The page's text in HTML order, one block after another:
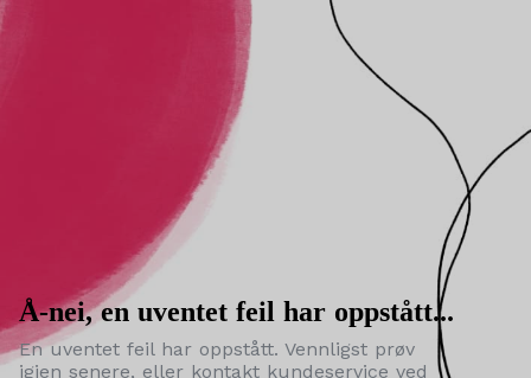
Å-nei, en uventet feil har oppstått...
En uventet feil har oppstått. Vennligst prøv
igjen senere, eller kontakt kundeservice ved